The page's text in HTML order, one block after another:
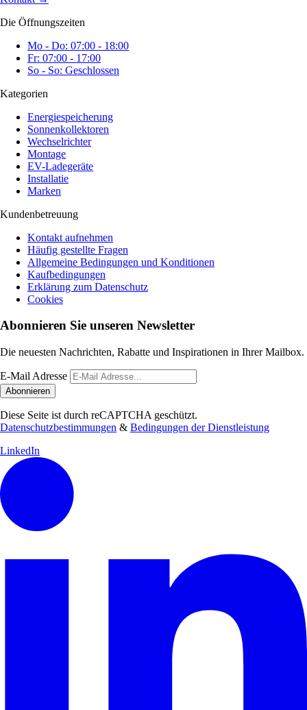
Die Öffnungszeiten
Mo - Do: 07:00 - 18:00
Fr: 07:00 - 17:00
So - So: Geschlossen
Kategorien
Energiespeicherung
Sonnenkollektoren
Wechselrichter
Montage
EV-Ladegeräte
Installatie
Marken
Kundenbetreuung
Kontakt aufnehmen
Häufig gestellte Fragen
Allgemeine Bedingungen und Konditionen
Kaufbedingungen
Erklärung zum Datenschutz
Cookies
Abonnieren Sie unseren Newsletter
Die neuesten Nachrichten, Rabatte und Inspirationen in Ihrer Mailbox.
E-Mail Adresse
Abonnieren
Diese Seite ist durch reCAPTCHA geschützt.
Datenschutzbestimmungen & Bedingungen der Dienstleistung
LinkedIn